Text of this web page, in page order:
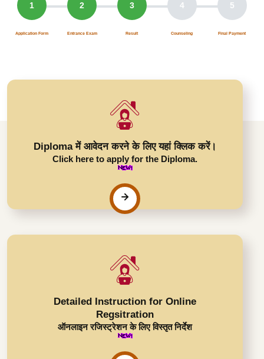
1
Application Form
2
Entrance Exam
3
Result
4
Counseling
5
Final Payment
Diploma में आवेदन करने के लिए यहां क्लिक करें।
Click here to apply for the Diploma.
Detailed Instruction for Online
Regsitration
ऑनलाइन रजिस्ट्रेशन के लिए विस्तृत निर्देश